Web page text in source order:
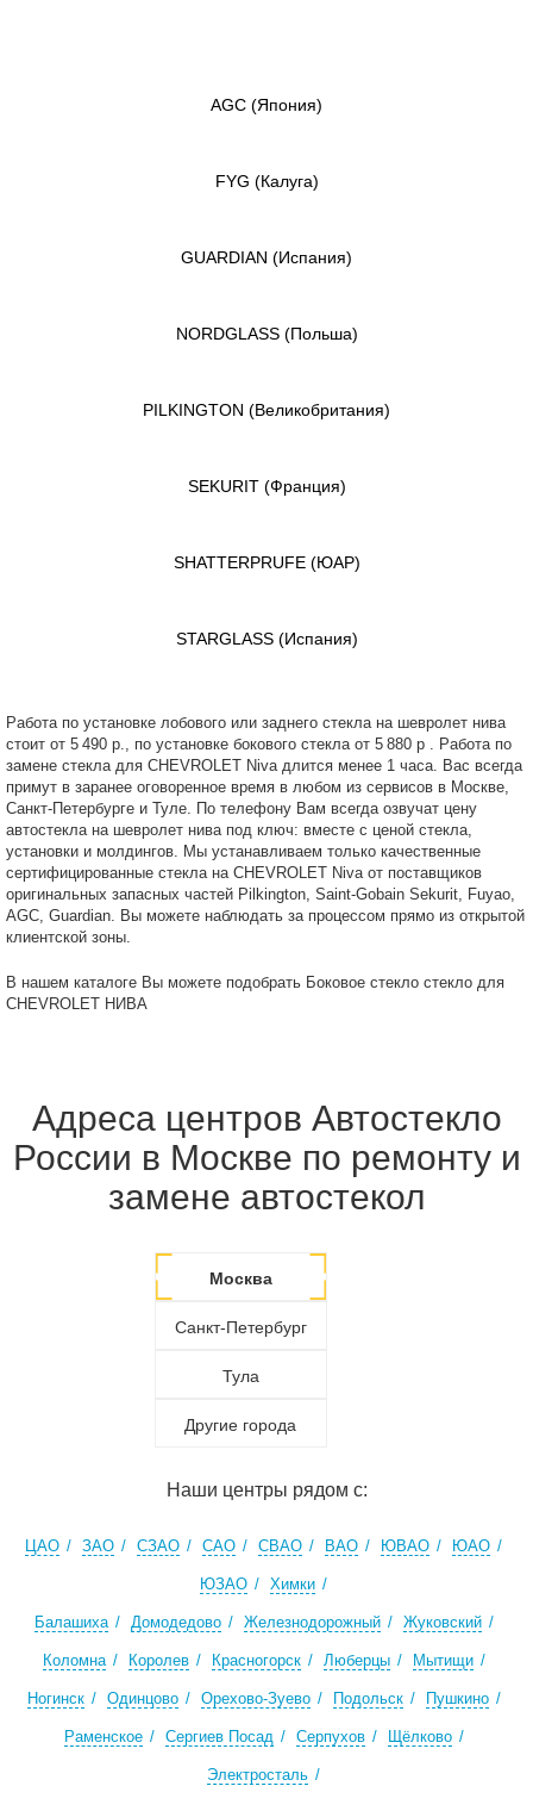
AGC (Япония)
FYG (Калуга)
GUARDIAN (Испания)
NORDGLASS (Польша)
PILKINGTON (Великобритания)
SEKURIT (Франция)
SHATTERPRUFE (ЮАР)
STARGLASS (Испания)
Работа по установке лобового или заднего стекла на шевролет нива
стоит от 5 490 р., по установке бокового стекла от 5 880 р . Работа по
замене стекла для CHEVROLET Niva длится менее 1 часа. Вас всегда
примут в заранее оговоренное время в любом из сервисов в Москве,
Санкт-Петербурге и Туле. По телефону Вам всегда озвучат цену
автостекла на шевролет нива под ключ: вместе с ценой стекла,
установки и молдингов. Мы устанавливаем только качественные
сертифицированные стекла на CHEVROLET Niva от поставщиков
оригинальных запасных частей Pilkington, Saint-Gobain Sekurit, Fuyao,
AGC, Guardian. Вы можете наблюдать за процессом прямо из открытой
клиентской зоны.
В нашем каталоге Вы можете подобрать Боковое стекло стекло для
CHEVROLET НИВА
Адреса центров Автостекло
России в Москве по ремонту и
замене автостекол
Москва
Санкт-Петербург
Тула
Другие города
Наши центры рядом с:
ЦАО ЗАО СЗАО САО СВАО ВАО ЮВАО ЮАО
ЮЗАО Химки
Балашиха Домодедово Железнодорожный Жуковский
Коломна Королев Красногорск Люберцы Мытищи
Ногинск Одинцово Орехово-Зуево Подольск Пушкино
Раменское Сергиев Посад Серпухов Щёлково
Электросталь